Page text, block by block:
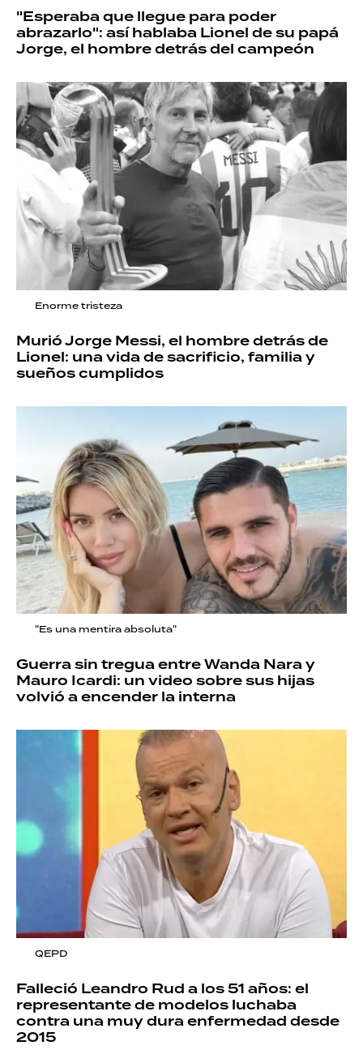
"Esperaba que llegue para poder
abrazarlo": así hablaba Lionel de su papá
Jorge, el hombre detrás del campeón
Enorme tristeza
Murió Jorge Messi, el hombre detrás de
Lionel: una vida de sacrificio, familia y
sueños cumplidos
"Es una mentira absoluta"
Guerra sin tregua entre Wanda Nara y
Mauro Icardi: un video sobre sus hijas
volvió a encender la interna
QEPD
Falleció Leandro Rud a los 51 años: el
representante de modelos luchaba
contra una muy dura enfermedad desde
2015